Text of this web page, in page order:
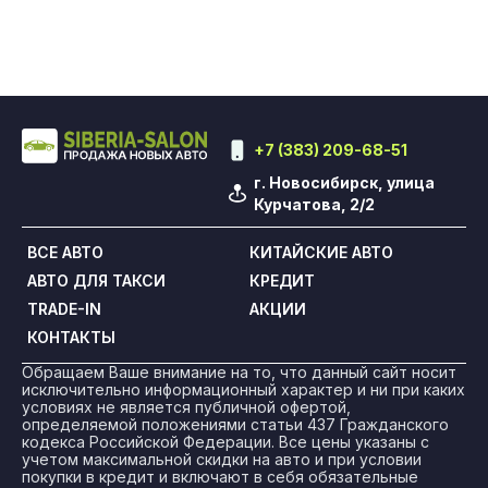
+7 (383) 209-68-51
г. Новосибирск, улица
Курчатова, 2/2
ВСЕ АВТО
КИТАЙСКИЕ АВТО
АВТО ДЛЯ ТАКСИ
КРЕДИТ
TRADE-IN
АКЦИИ
КОНТАКТЫ
Обращаем Ваше внимание на то, что данный сайт носит
исключительно информационный характер и ни при каких
условиях не является публичной офертой,
определяемой положениями статьи 437 Гражданского
кодекса Российской Федерации. Все цены указаны с
учетом максимальной скидки на авто и при условии
покупки в кредит и включают в себя обязательные